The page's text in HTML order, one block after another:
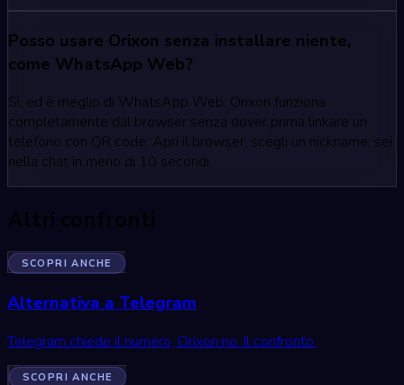
Posso usare Orixon senza installare niente,
come WhatsApp Web?
Sì, ed è meglio di WhatsApp Web: Orixon funziona
completamente dal browser senza dover prima linkare un
telefono con QR code. Apri il browser, scegli un nickname, sei
nella chat in meno di 10 secondi.
Altri confronti
SCOPRI ANCHE
Alternativa a Telegram
Telegram chiede il numero, Orixon no. Il confronto.
SCOPRI ANCHE